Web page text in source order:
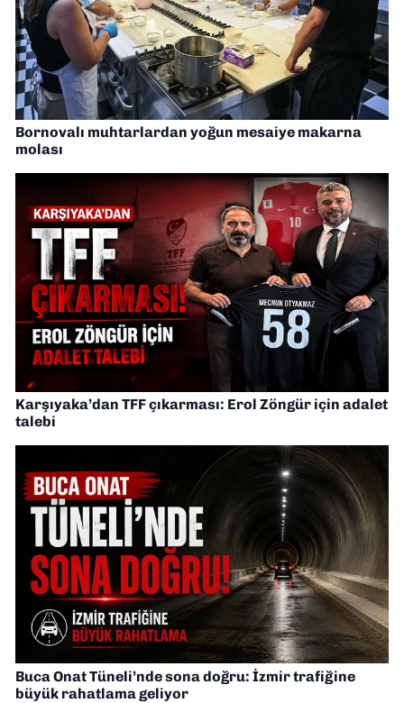
Bornovalı muhtarlardan yoğun mesaiye makarna
molası
Karşıyaka’dan TFF çıkarması: Erol Zöngür için adalet
talebi
Buca Onat Tüneli’nde sona doğru: İzmir trafiğine
büyük rahatlama geliyor